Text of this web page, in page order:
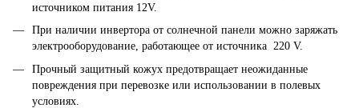
источником питания 12V.
При наличии инвертора от солнечной панели можно заряжать
электрооборудование, работающее от источника 220 V.
Прочный защитный кожух предотвращает неожиданные
повреждения при перевозке или использовании в полевых
условиях.